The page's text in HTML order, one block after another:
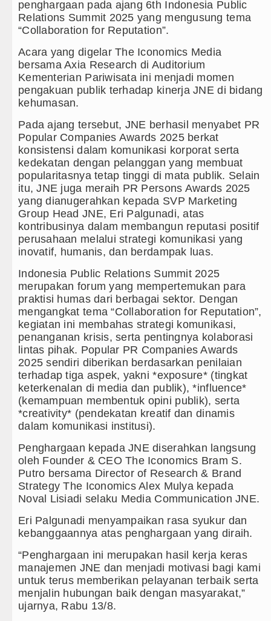
Sebut LSL Pengidap HIV/AIDS di Jawa
Chelsea Tumbang Ditekuk Juventus pada
Bupati Taput Sambut Kunjungan Kapolda
PD AIJ Sumut Kembali Amankan Aset
Bupati Toba Lantik 39 Pejabat, Tekankan
LGB Minus T dan Q Sebagai Orientasi
Danrem 011 Lilawangsa Brigjen TNI Ali
Aceh
Era Baru Pengobatan Pasien Kanker Paru
Rico Waas Nonaktifkan Lurah AUR,
Sebut LSL Pengidap HIV/AIDS di Jawa
Arsenal Dibungkam Real Betis pada Laga
Chelsea Tumbang Ditekuk Juventus pada
Bupati Taput Sambut Kunjungan Kapolda
PD AIJ Sumut Kembali Amankan Aset
penghargaan pada ajang 6th Indonesia Public
Relations Summit 2025 yang mengusung tema
“Collaboration for Reputation”.
Acara yang digelar The Iconomics Media
bersama Axia Research di Auditorium
Kementerian Pariwisata ini menjadi momen
pengakuan publik terhadap kinerja JNE di bidang
kehumasan.
Pada ajang tersebut, JNE berhasil menyabet PR
Popular Companies Awards 2025 berkat
konsistensi dalam komunikasi korporat serta
kedekatan dengan pelanggan yang membuat
popularitasnya tetap tinggi di mata publik. Selain
itu, JNE juga meraih PR Persons Awards 2025
yang dianugerahkan kepada SVP Marketing
Group Head JNE, Eri Palgunadi, atas
kontribusinya dalam membangun reputasi positif
perusahaan melalui strategi komunikasi yang
inovatif, humanis, dan berdampak luas.
Indonesia Public Relations Summit 2025
merupakan forum yang mempertemukan para
praktisi humas dari berbagai sektor. Dengan
mengangkat tema “Collaboration for Reputation”,
kegiatan ini membahas strategi komunikasi,
penanganan krisis, serta pentingnya kolaborasi
lintas pihak. Popular PR Companies Awards
2025 sendiri diberikan berdasarkan penilaian
terhadap tiga aspek, yakni *exposure* (tingkat
keterkenalan di media dan publik), *influence*
(kemampuan membentuk opini publik), serta
*creativity* (pendekatan kreatif dan dinamis
dalam komunikasi institusi).
Penghargaan kepada JNE diserahkan langsung
oleh Founder & CEO The Iconomics Bram S.
Putro bersama Director of Research & Brand
Strategy The Iconomics Alex Mulya kepada
Noval Lisiadi selaku Media Communication JNE.
Eri Palgunadi menyampaikan rasa syukur dan
kebanggaannya atas penghargaan yang diraih.
“Penghargaan ini merupakan hasil kerja keras
manajemen JNE dan menjadi motivasi bagi kami
untuk terus memberikan pelayanan terbaik serta
menjalin hubungan baik dengan masyarakat,”
ujarnya, Rabu 13/8.